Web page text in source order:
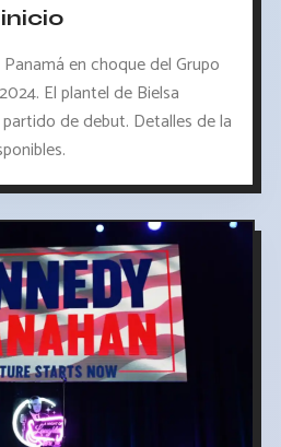
en choque del Grupo
El plantel de Bielsa
de debut. Detalles de la